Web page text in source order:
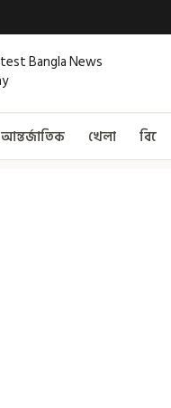
আন্তর্জাতিক খেলা